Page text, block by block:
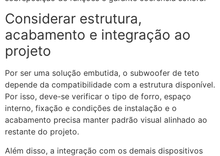
Considerar estrutura,
acabamento e integração ao
projeto
Por ser uma solução embutida, o subwoofer de teto
depende da compatibilidade com a estrutura disponível.
Por isso, deve-se verificar o tipo de forro, espaço
interno, fixação e condições de instalação e o
acabamento precisa manter padrão visual alinhado ao
restante do projeto.
Além disso, a integração com os demais dispositivos